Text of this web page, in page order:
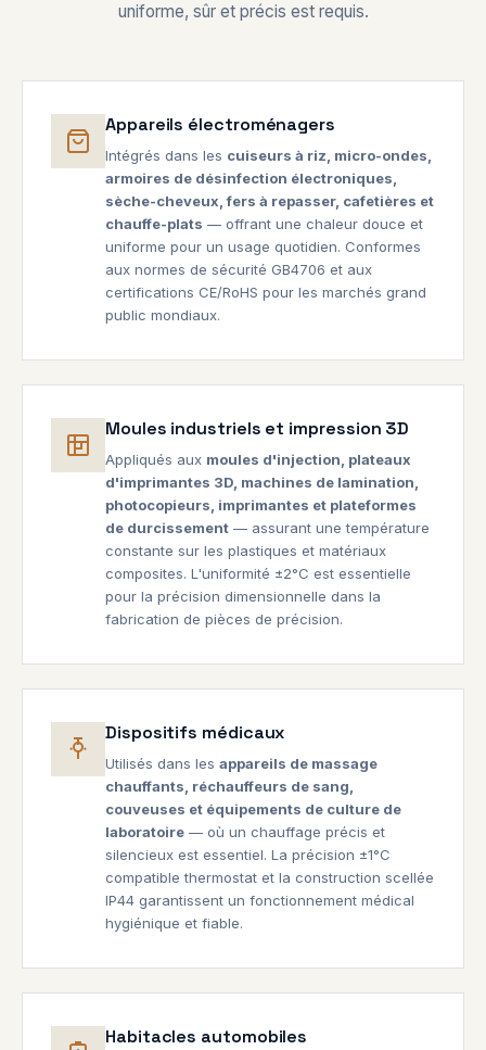
uniforme, sûr et précis est requis.
Appareils électroménagers
Intégrés dans les cuiseurs à riz, micro-ondes,
armoires de désinfection électroniques,
sèche-cheveux, fers à repasser, cafetières et
chauffe-plats — offrant une chaleur douce et
uniforme pour un usage quotidien. Conformes
aux normes de sécurité GB4706 et aux
certifications CE/RoHS pour les marchés grand
public mondiaux.
Moules industriels et impression 3D
Appliqués aux moules d'injection, plateaux
d'imprimantes 3D, machines de lamination,
photocopieurs, imprimantes et plateformes
de durcissement — assurant une température
constante sur les plastiques et matériaux
composites. L'uniformité ±2°C est essentielle
pour la précision dimensionnelle dans la
fabrication de pièces de précision.
Dispositifs médicaux
Utilisés dans les appareils de massage
chauffants, réchauffeurs de sang,
couveuses et équipements de culture de
laboratoire — où un chauffage précis et
silencieux est essentiel. La précision ±1°C
compatible thermostat et la construction scellée
IP44 garantissent un fonctionnement médical
hygiénique et fiable.
Habitacles automobiles